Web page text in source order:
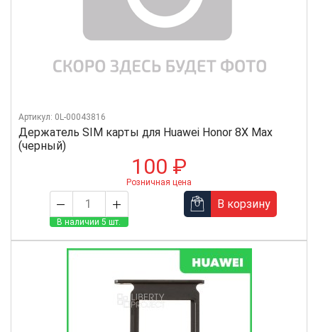
Держатель SIM карты для Huawei Honor 8X Max
(черный)
Артикул: 0L-00043816
100 ₽
Розничная цена
В наличии 5 шт.
В корзину